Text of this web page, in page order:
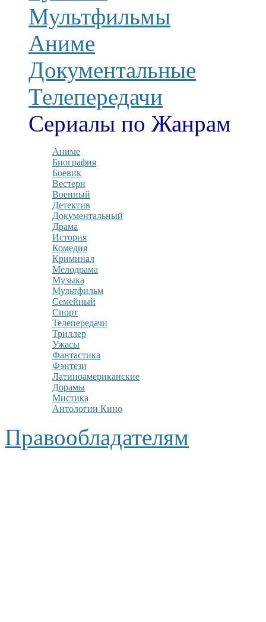
Мультфильмы
Аниме
Документальные
Телепередачи
Сериалы по Жанрам
Аниме
Биография
Боевик
Вестерн
Военный
Детектив
Документальный
Драма
История
Комедия
Криминал
Мелодрама
Музыка
Мультфильм
Семейный
Спорт
Телепередачи
Триллер
Ужасы
Фантастика
Фэнтези
Латиноамериканские
Дорамы
Мистика
Антологии Кино
Правообладателям